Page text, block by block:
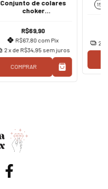
Conjunto de colares
choker
sou o caminho a
verdade e a vida
R$69,90
R$67,80 com Pix
2 x de R$34,95 sem juros
COMPRAR
15
2